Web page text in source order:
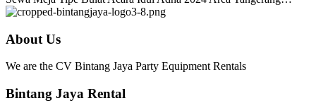
About Us
We are the CV Bintang Jaya Party Equipment Rentals
Bintang Jaya Rental